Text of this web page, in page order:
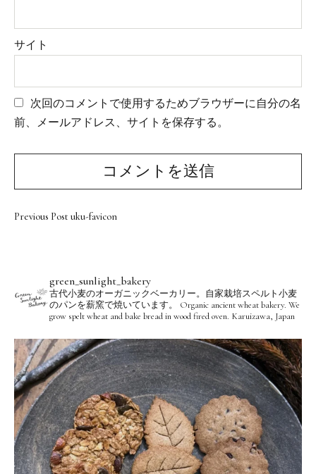
サイト
次回のコメントで使用するためブラウザーに自分の名
前、メールアドレス、サイトを保存する。
Previous Post uku-favicon
green_sunlight_bakery
古代小麦のオーガニックベーカリー。自家栽培スペルト小麦
のパンを薪窯で焼いています。
Organic ancient wheat bakery. We
grow spelt wheat and bake bread in wood fired oven. Karuizawa, Japan